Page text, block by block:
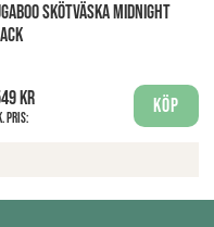
SKÖTVÄSKA MIDNIGHT
kr
pris:
Köp